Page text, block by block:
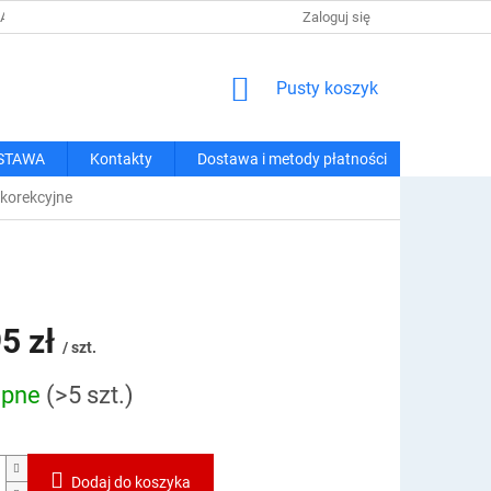
I METODY PŁATNOŚCI REGULAMIN ZAKUPÓW
Zaloguj się
KOSZYK
Pusty koszyk
Kontakty Dostawa i metody płatności
zł / szt.
(>5 szt.)
Dodaj do koszyka